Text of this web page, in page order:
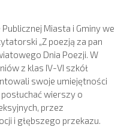
Miasta i Gminy we
„Z poezją za pan
Dnia Poezji. W
z klas IV-VI szkół
swoje umiejętności
wierszy o
przez
i głębszego przekazu.